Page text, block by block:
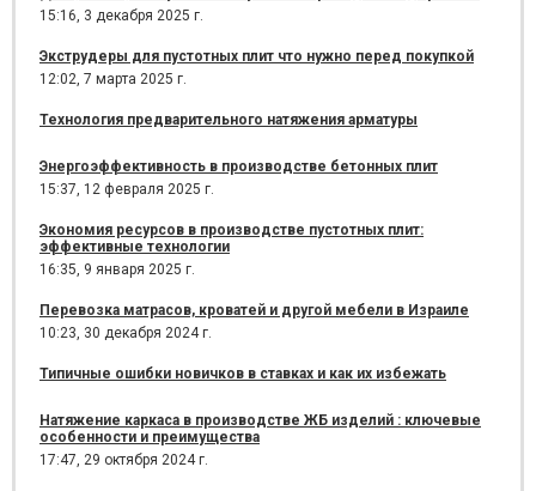
15:16, 3 декабря 2025 г.
Экструдеры для пустотных плит что нужно перед покупкой
12:02, 7 марта 2025 г.
Технология предварительного натяжения арматуры
Энергоэффективность в производстве бетонных плит
15:37, 12 февраля 2025 г.
Экономия ресурсов в производстве пустотных плит:
эффективные технологии
16:35, 9 января 2025 г.
Перевозка матрасов, кроватей и другой мебели в Израиле
10:23, 30 декабря 2024 г.
Типичные ошибки новичков в ставках и как их избежать
Натяжение каркаса в производстве ЖБ изделий : ключевые
особенности и преимущества
17:47, 29 октября 2024 г.